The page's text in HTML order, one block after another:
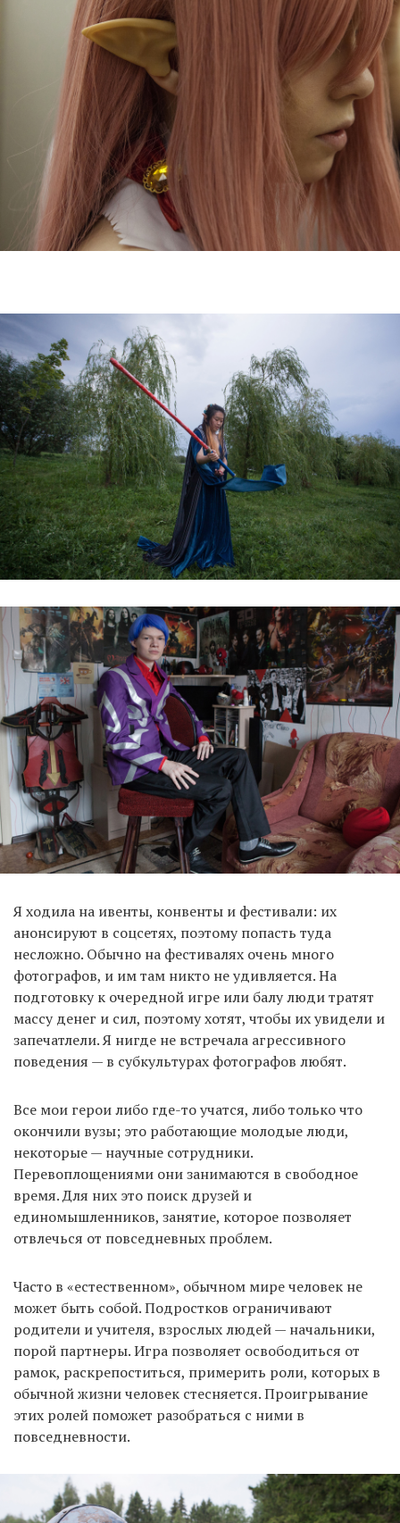
Я ходила на ивенты, конвенты и фестивали: их
анонсируют в соцсетях, поэтому попасть туда
несложно. Обычно на фестивалях очень много
фотографов, и им там никто не удивляется. На
подготовку к очередной игре или балу люди тратят
массу денег и сил, поэтому хотят, чтобы их увидели и
запечатлели. Я нигде не встречала агрессивного
поведения — в субкультурах фотографов любят.
Все мои герои либо где-то учатся, либо только что
окончили вузы; это работающие молодые люди,
некоторые — научные сотрудники.
Перевоплощениями они занимаются в свободное
время. Для них это поиск друзей и
единомышленников, занятие, которое позволяет
отвлечься от повседневных проблем.
Часто в «естественном», обычном мире человек не
может быть собой. Подростков ограничивают
родители и учителя, взрослых людей — начальники,
порой партнеры. Игра позволяет освободиться от
рамок, раскрепоститься, примерить роли, которых в
обычной жизни человек стесняется. Проигрывание
этих ролей поможет разобраться с ними в
повседневности.